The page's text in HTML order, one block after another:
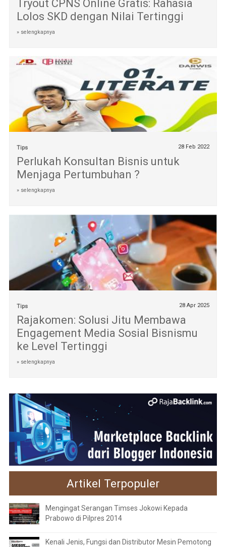
Tryout CPNS Online Gratis: Rahasia
Lolos SKD dengan Nilai Tertinggi
» selengkapnya
Tips 28 Feb 2022
Perlukah Konsultan Bisnis untuk
Menjaga Pertumbuhan ?
» selengkapnya
Tips 28 Apr 2025
Rajakomen: Solusi Jitu Membawa
Engagement Media Sosial Bisnismu
ke Level Tertinggi
» selengkapnya
Artikel Terpopuler
Mengingat Serangan Timses Jokowi Kepada
Prabowo di Pilpres 2014
Kenali Jenis, Fungsi dan Distributor Mesin Pemotong